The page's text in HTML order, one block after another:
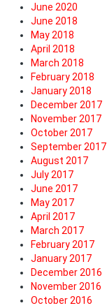
June 2020
June 2018
May 2018
April 2018
March 2018
February 2018
January 2018
December 2017
November 2017
October 2017
September 2017
August 2017
July 2017
June 2017
May 2017
April 2017
March 2017
February 2017
January 2017
December 2016
November 2016
October 2016